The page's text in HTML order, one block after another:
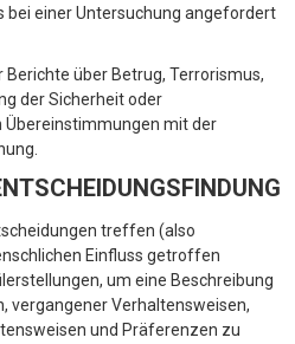
bei einer Untersuchung angefordert
über Betrug, Terrorismus,
der Sicherheit oder
mit der
treffen (also
Einfluss getroffen
um eine Beschreibung
vergangener Verhaltensweisen,
und Präferenzen zu